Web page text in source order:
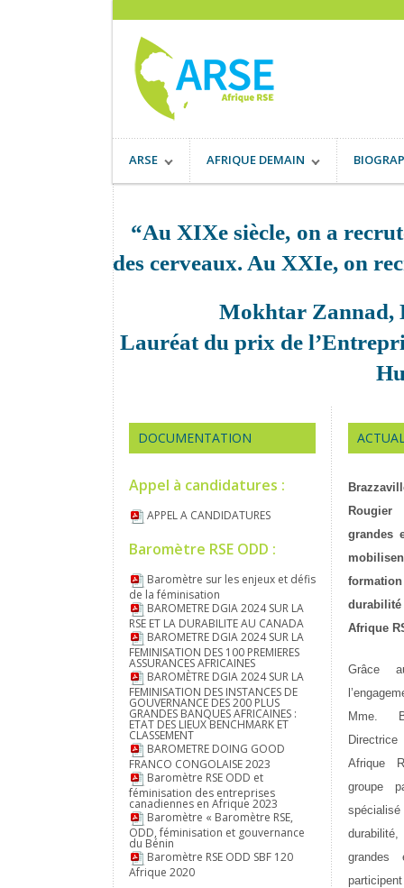
ARSE AFRIQUE DEMAIN
“Au XIXe siècle, on a
des cerveaux. Au XXIe, on
Mokhtar Zannad,
Lauréat du prix de
DOCUMENTATION
Appel à candidatures :
APPEL A CANDIDATURES
Baromètre RSE ODD :
Baromètre sur les enjeux et défis
de la féminisation
BAROMETRE DGIA 2024 SUR LA
RSE ET LA DURABILITE AU CANADA
BAROMETRE DGIA 2024 SUR LA
FEMINISATION DES 100 PREMIERES
ASSURANCES AFRICAINES
BAROMÈTRE DGIA 2024 SUR LA
FEMINISATION DES INSTANCES DE
GOUVERNANCE DES 200 PLUS
GRANDES BANQUES AFRICAINES :
ETAT DES LIEUX BENCHMARK ET
CLASSEMENT
BAROMETRE DOING GOOD
FRANCO CONGOLAISE 2023
Baromètre RSE ODD et
féminisation des entreprises
canadiennes en Afrique 2023
Baromètre « Baromètre RSE,
ODD, féminisation et gouvernance
du Bénin
Baromètre RSE ODD SBF 120
Afrique 2020
grandes
Afrique
Grâce
Mme.
Afrique
groupe
grandes